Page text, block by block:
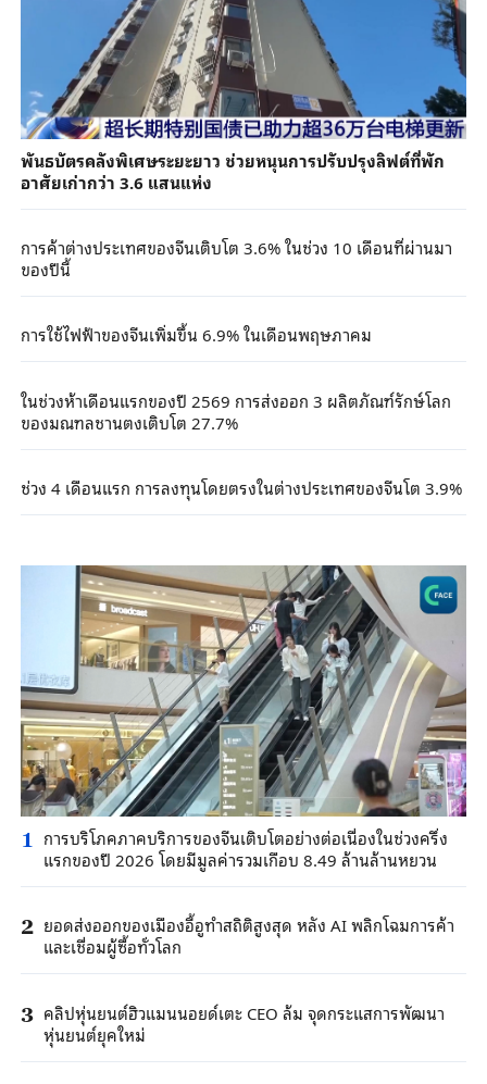
พันธบัตรคลังพิเศษระยะยาว ช่วยหนุนการปรับปรุงลิฟต์ที่พัก
อาศัยเก่ากว่า 3.6 แสนแห่ง
การค้าต่างประเทศของจีนเติบโต 3.6% ในช่วง 10 เดือนที่ผ่านมา
ของปีนี้
การใช้ไฟฟ้าของจีนเพิ่มขึ้น 6.9% ในเดือนพฤษภาคม
ในช่วงห้าเดือนแรกของปี 2569 การส่งออก 3 ผลิตภัณฑ์รักษ์โลก
ของมณฑลชานตงเติบโต 27.7%
ช่วง 4 เดือนแรก การลงทุนโดยตรงในต่างประเทศของจีนโต 3.9%
1 การบริโภคภาคบริการของจีนเติบโตอย่างต่อเนื่องในช่วงครึ่ง
แรกของปี 2026 โดยมีมูลค่ารวมเกือบ 8.49 ล้านล้านหยวน
2 ยอดส่งออกของเมืองอี้อูทำสถิติสูงสุด หลัง AI พลิกโฉมการค้า
และเชื่อมผู้ซื้อทั่วโลก
3 คลิปหุ่นยนต์ฮิวแมนนอยด์เตะ CEO ล้ม จุดกระแสการพัฒนา
หุ่นยนต์ยุคใหม่